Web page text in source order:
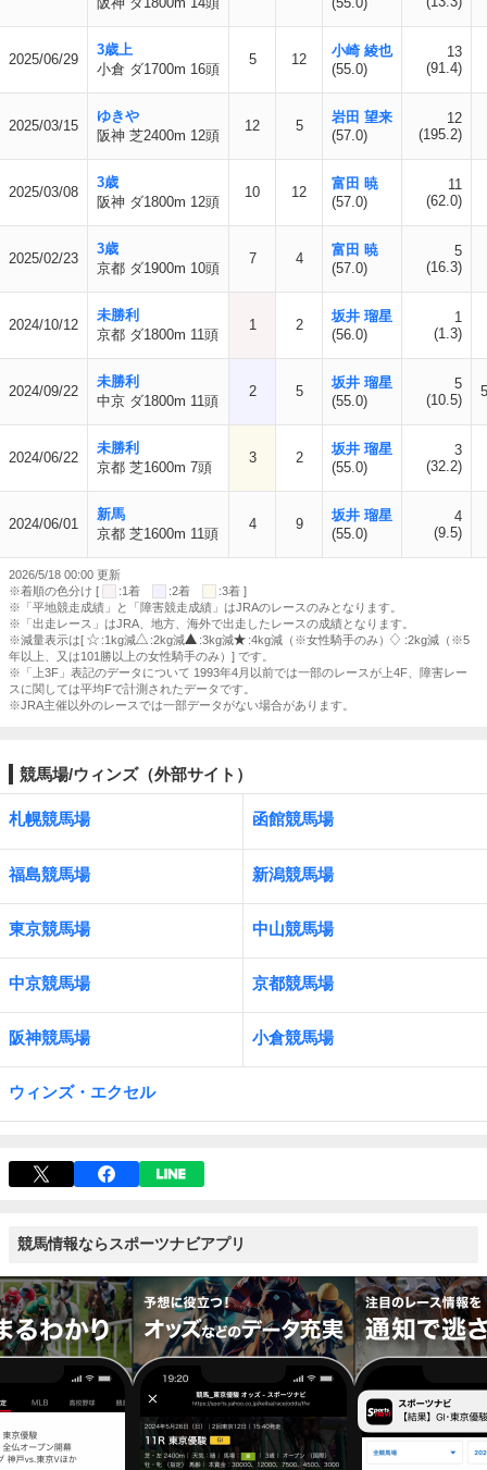
2025/06/29
3歳上
小倉 ダ1700m 16頭
5 12
小崎 綾也
(55.0)
13
(91.4)
2025/03/15
ゆきや
阪神 芝2400m 12頭
12 5
岩田 望来
(57.0)
12
(195.2)
2025/03/08
3歳
阪神 ダ1800m 12頭
10 12
富田 暁
(57.0)
11
(62.0)
2025/02/23
3歳
京都 ダ1900m 10頭
7 4
富田 暁
(57.0)
5
(16.3)
2024/10/12
未勝利
京都 ダ1800m 11頭
1 2
坂井 瑠星
(56.0)
1
(1.3)
2024/09/22
未勝利
中京 ダ1800m 11頭
2 5
坂井 瑠星
(55.0)
5
(10.5)
2024/06/22
未勝利
京都 芝1600m 7頭
3 2
坂井 瑠星
(55.0)
3
(32.2)
2024/06/01
新馬
京都 芝1600m 11頭
4 9
坂井 瑠星
(55.0)
4
(9.5)
2026/5/18 00:00 更新
※着順の色分け [
:1着 :2着
:3着 ]
※「平地競走成績」と「障害競走成績」はJRAのレースのみとなります。
※「出走レース」はJRA、地方、海外で出走したレースの成績となります。
※減量表示は[
:1kg減 :2kg減 :3kg減 :4kg減（※女性騎手のみ）
:2kg減（※5
年以上、又は101勝以上の女性騎手のみ）] です。
※「上3F」表記のデータについて 1993年4月以前では一部のレースが上4F、障害レー
スに関しては平均Fで計測されたデータです。
※JRA主催以外のレースでは一部データがない場合があります。
競馬場/ウィンズ（外部サイト）
札幌競馬場 函館競馬場
福島競馬場 新潟競馬場
東京競馬場 中山競馬場
中京競馬場 京都競馬場
阪神競馬場 小倉競馬場
ウィンズ・エクセル
競馬情報ならスポーツナビアプリ